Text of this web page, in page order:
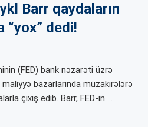
Barr qaydaların
“yox” dedi!
(FED) bank nəzarəti üzrə
bazarlarında müzakirələrə
çıxış edib. Barr, FED-in …